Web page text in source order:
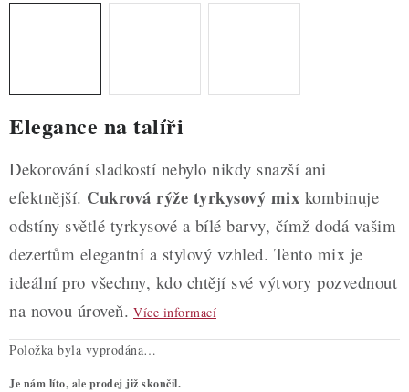
Nepřevzetí zásilky na dobírku
Obchodní podmínky
Hodnocení obchodu
Blog
Elegance na talíři
Dekorování sladkostí nebylo nikdy snazší ani
efektnější. Cukrová rýže tyrkysový mix kombinuje
odstíny světlé tyrkysové a bílé barvy, čímž dodá vašim
dezertům elegantní a stylový vzhled. Tento mix je
ideální pro všechny, kdo chtějí své výtvory pozvednout
na novou úroveň. Více informací
Položka byla vyprodána…
Je nám líto, ale prodej již skončil.